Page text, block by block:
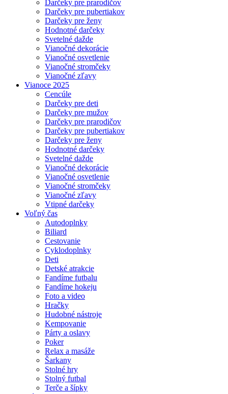
Darčeky pre prarodičov
Darčeky pre pubertiakov
Darčeky pre ženy
Hodnotné darčeky
Svetelné dažde
Vianočné dekorácie
Vianočné osvetlenie
Vianočné stromčeky
Vianočné zľavy
Vianoce 2025
Cencúle
Darčeky pre deti
Darčeky pre mužov
Darčeky pre prarodičov
Darčeky pre pubertiakov
Darčeky pre ženy
Hodnotné darčeky
Svetelné dažde
Vianočné dekorácie
Vianočné osvetlenie
Vianočné stromčeky
Vianočné zľavy
Vtipné darčeky
Voľný čas
Autodoplnky
Biliard
Cestovanie
Cyklodoplnky
Deti
Detské atrakcie
Fandíme futbalu
Fandíme hokeju
Foto a video
Hračky
Hudobné nástroje
Kempovanie
Párty a oslavy
Poker
Relax a masáže
Šarkany
Stolné hry
Stolný futbal
Terče a šípky